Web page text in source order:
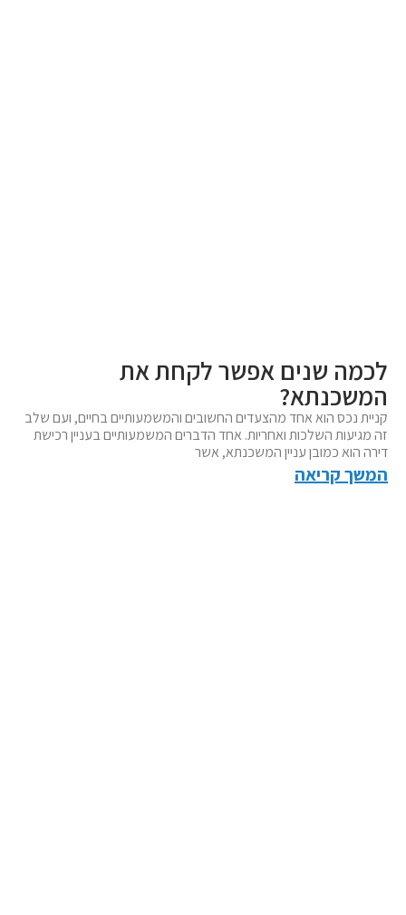
לכמה שנים אפשר לקחת את
המשכנתא?
קניית נכס הוא אחד מהצעדים החשובים והמשמעותיים בחיים, ועם שלב
זה מגיעות השלכות ואחריות. אחד הדברים המשמעותיים בעניין רכישת
דירה הוא כמובן עניין המשכנתא, אשר
המשך קריאה